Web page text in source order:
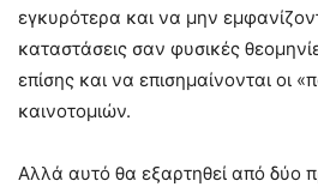
εγκυρότερα και να μην
καταστάσεις σαν φυσικές
επίσης και να επισημαίνονται οι
καινοτομιών.
Αλλά αυτό θα εξαρτηθεί από δύο